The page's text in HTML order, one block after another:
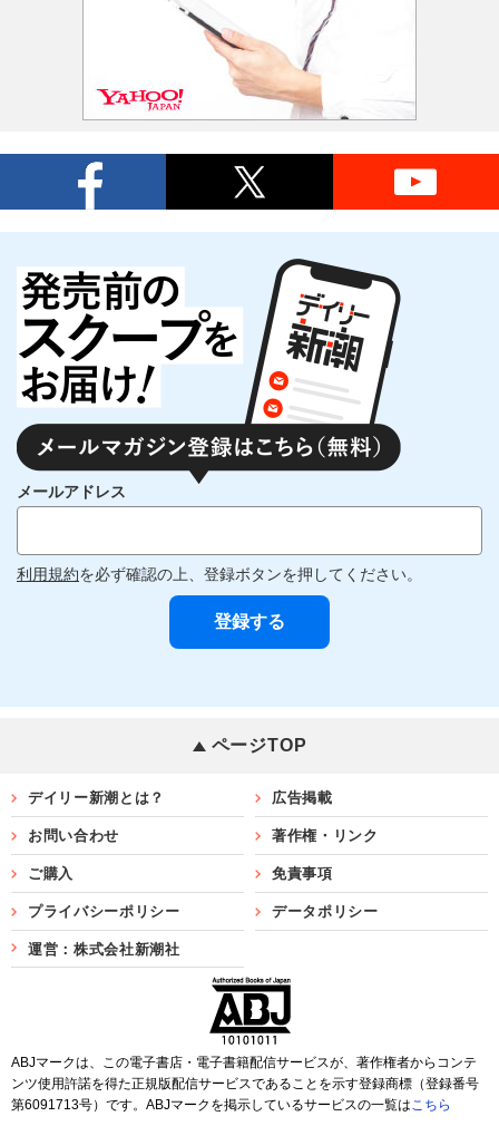
メールアドレス
利用規約を必ず確認の上、登録ボタンを押してください。
ページTOP
デイリー新潮とは？ 広告掲載
お問い合わせ 著作権・リンク
ご購入 免責事項
プライバシーポリシー データポリシー
運営：株式会社新潮社
ABJマークは、この電子書店・電子書籍配信サービスが、著作権者からコンテ
ンツ使用許諾を得た正規版配信サービスであることを示す登録商標（登録番号
第6091713号）です。ABJマークを掲示しているサービスの一覧はこちら